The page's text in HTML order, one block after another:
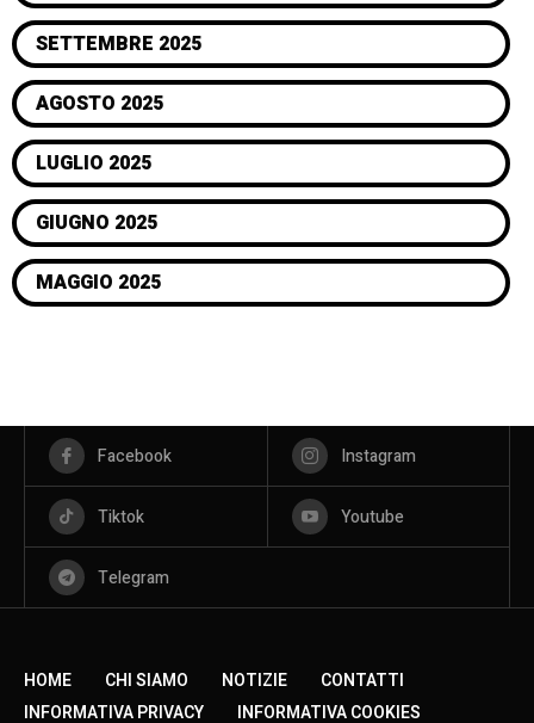
SETTEMBRE 2025
AGOSTO 2025
LUGLIO 2025
GIUGNO 2025
MAGGIO 2025
Facebook Instagram
Tiktok Youtube
Telegram
HOME CHI SIAMO NOTIZIE
CONTATTI
INFORMATIVA PRIVACY
INFORMATIVA COOKIES